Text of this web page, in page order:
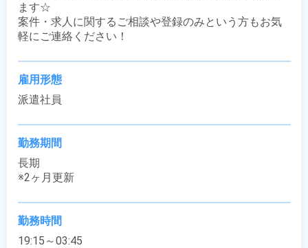
ます☆
案件・求人に関するご相談や登録のみという方もお気
軽にご連絡ください！
雇用形態
派遣社員
勤務期間
長期
※2ヶ月更新
勤務時間
19:15～03:45